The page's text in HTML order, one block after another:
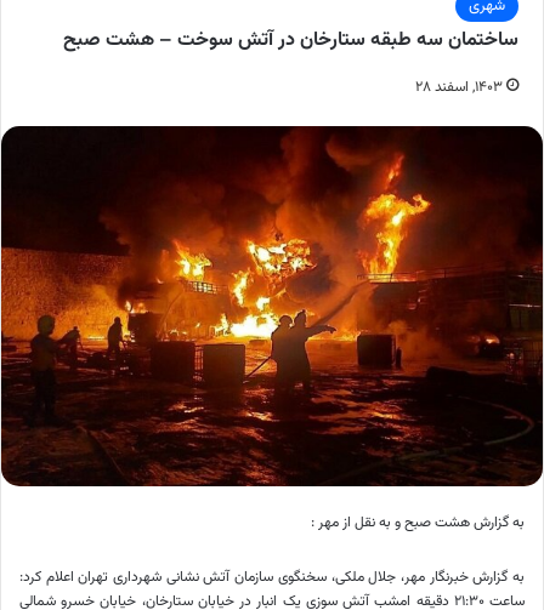
شهری
ساختمان سه طبقه ستارخان در آتش سوخت – هشت صبح
۱۴۰۳, اسفند ۲۸
به گزارش هشت صبح و به نقل از مهر :
به گزارش خبرنگار مهر، جلال ملکی، سخنگوی سازمان آتش نشانی شهرداری تهران اعلام کرد:
ساعت ۲۱:۳۰ دقیقه امشب آتش سوزی یک انبار در خیابان ستارخان، خیابان خسرو شمالی